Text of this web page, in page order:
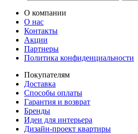
О компании
О нас
Контакты
Акции
Партнеры
Политика конфиденциальности
Покупателям
Доставка
Способы оплаты
Гарантия и возврат
Бренды
Идеи для интерьера
Дизайн-проект квартиры